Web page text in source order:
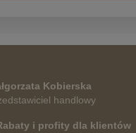
Kobierska
handlowy
i profity dla klientów